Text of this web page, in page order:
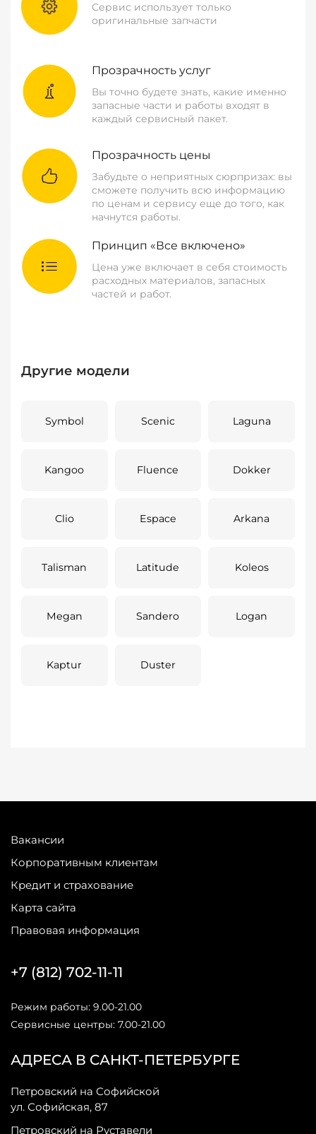
Сервис использует только
оригинальные запчасти
Прозрачность услуг
Вы точно будете знать, какие именно
запасные части и работы входят в
каждый сервисный пакет.
Прозрачность цены
Забудьте о неприятных сюрпризах: вы
сможете получить всю информацию
по ценам и сервису еще до того, как
начнутся работы.
Принцип «Все включено»
Цена уже включает в себя стоимость
расходных материалов, запасных
частей и работ.
Другие модели
Symbol Scenic Laguna
Kangoo Fluence Dokker
Clio Espace Arkana
Talisman Latitude Koleos
Megan Sandero Logan
Kaptur Duster
Вакансии
Корпоративным клиентам
Кредит и страхование
Карта сайта
Правовая информация
АДРЕСА В САНКТ-ПЕТЕРБУРГЕ
Петровский на Софийской
ул. Софийская, 87
Петровский на Руставели
+7 (812) 702-11-11
Режим работы: 9.00-21.00
Сервисные центры: 7.00-21.00